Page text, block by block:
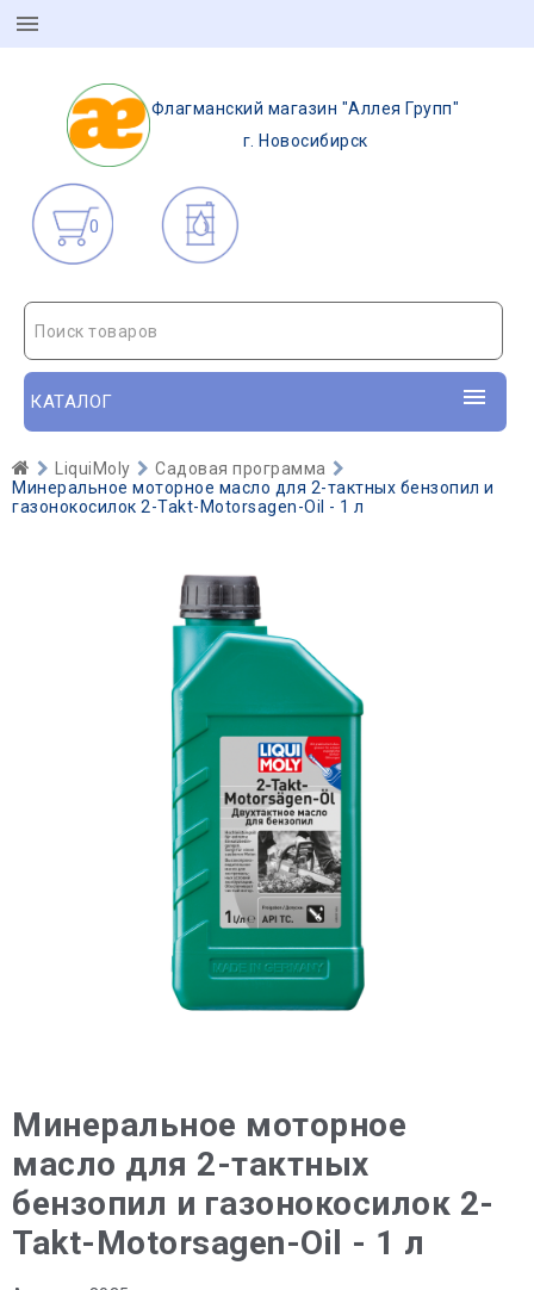
Флагманский магазин "Аллея Групп"
г. Новосибирск
0
Поиск товаров
КАТАЛОГ
LiquiMoly
Садовая программа
Минеральное моторное масло для 2-тактных бензопил и
газонокосилок 2-Takt-Motorsagen-Oil - 1 л
Минеральное моторное
масло для 2-тактных
бензопил и газонокосилок 2-
Takt-Motorsagen-Oil - 1 л